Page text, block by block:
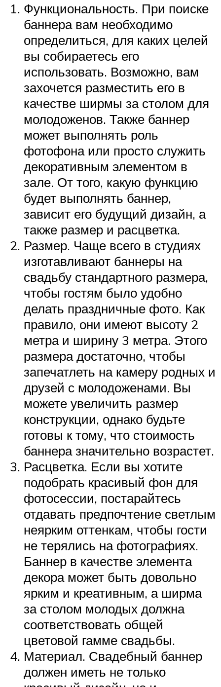
Функциональность. При поиске
баннера вам необходимо
определиться, для каких целей
вы собираетесь его
использовать. Возможно, вам
захочется разместить его в
качестве ширмы за столом для
молодоженов. Также баннер
может выполнять роль
фотофона или просто служить
декоративным элементом в
зале. От того, какую функцию
будет выполнять баннер,
зависит его будущий дизайн, а
также размер и расцветка.
Размер. Чаще всего в студиях
изготавливают баннеры на
свадьбу стандартного размера,
чтобы гостям было удобно
делать праздничные фото. Как
правило, они имеют высоту 2
метра и ширину 3 метра. Этого
размера достаточно, чтобы
запечатлеть на камеру родных и
друзей с молодоженами. Вы
можете увеличить размер
конструкции, однако будьте
готовы к тому, что стоимость
баннера значительно возрастет.
Расцветка. Если вы хотите
подобрать красивый фон для
фотосессии, постарайтесь
отдавать предпочтение светлым
неярким оттенкам, чтобы гости
не терялись на фотографиях.
Баннер в качестве элемента
декора может быть довольно
ярким и креативным, а ширма
за столом молодых должна
соответствовать общей
цветовой гамме свадьбы.
Материал. Свадебный баннер
должен иметь не только